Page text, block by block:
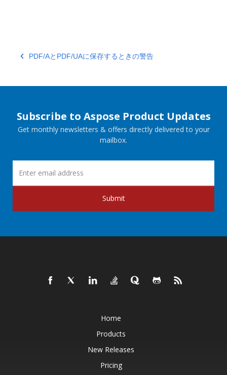
PDF/AとPDF/UAに保存するときの警告
Subscribe to Aspose Product Updates
Get monthly newsletters & offers directly delivered to your
mailbox.
Submit
Home
Products
New Releases
Pricing